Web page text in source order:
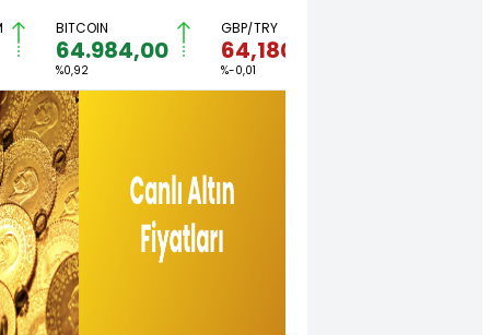
BITCOIN
64.984,00
%0,92
GBP/TRY
64,1806
%-0,01